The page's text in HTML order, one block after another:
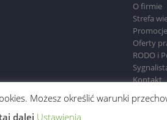
O firmie
Strefa
Oferty
RODO i
Kontakt
Możesz określić warunki
dalej Ustawienia